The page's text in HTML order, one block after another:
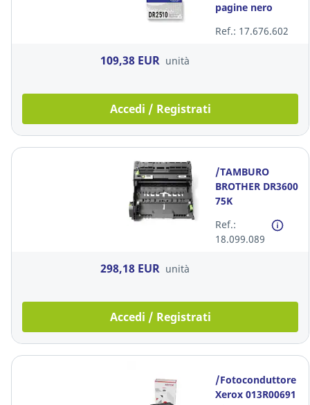
pagine nero
Ref.: 17.676.602
109,38 EUR unità
Accedi / Registrati
/TAMBURO
BROTHER DR3600
75K
Ref.:
18.099.089
298,18 EUR unità
Accedi / Registrati
/Fotoconduttore
Xerox 013R00691